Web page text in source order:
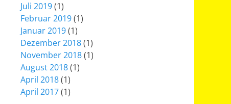
Juli 2019(1)
Februar 2019(1)
Januar 2019(1)
Dezember 2018(1)
November 2018(1)
August 2018(1)
April 2018(1)
April 2017(1)